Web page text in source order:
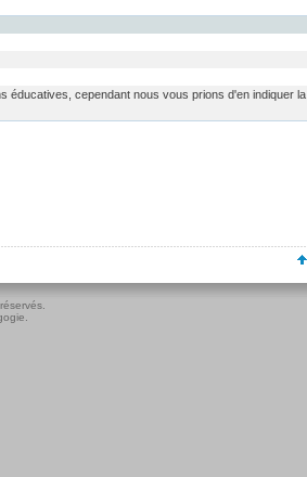
éducatives, cependant nous vous prions d'en indiquer la